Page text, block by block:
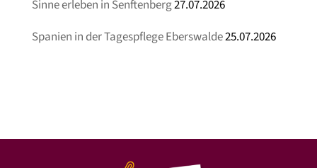
Sinne erleben in Senftenberg27.07.2026
Spanien in der Tagespflege Eberswalde25.07.2026